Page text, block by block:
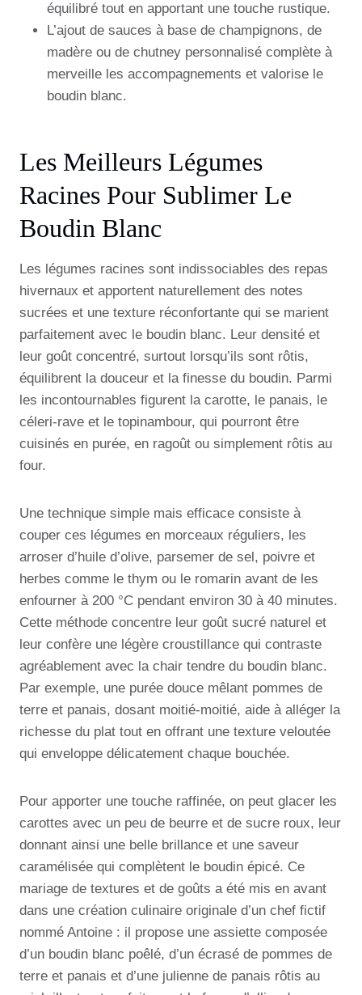
équilibré tout en apportant une touche rustique.
L’ajout de sauces à base de champignons, de
madère ou de chutney personnalisé complète à
merveille les accompagnements et valorise le
boudin blanc.
Les Meilleurs Légumes
Racines Pour Sublimer Le
Boudin Blanc
Les légumes racines sont indissociables des repas
hivernaux et apportent naturellement des notes
sucrées et une texture réconfortante qui se marient
parfaitement avec le boudin blanc. Leur densité et
leur goût concentré, surtout lorsqu’ils sont rôtis,
équilibrent la douceur et la finesse du boudin. Parmi
les incontournables figurent la carotte, le panais, le
céleri-rave et le topinambour, qui pourront être
cuisinés en purée, en ragoût ou simplement rôtis au
four.
Une technique simple mais efficace consiste à
couper ces légumes en morceaux réguliers, les
arroser d’huile d’olive, parsemer de sel, poivre et
herbes comme le thym ou le romarin avant de les
enfourner à 200 °C pendant environ 30 à 40 minutes.
Cette méthode concentre leur goût sucré naturel et
leur confère une légère croustillance qui contraste
agréablement avec la chair tendre du boudin blanc.
Par exemple, une purée douce mêlant pommes de
terre et panais, dosant moitié-moitié, aide à alléger la
richesse du plat tout en offrant une texture veloutée
qui enveloppe délicatement chaque bouchée.
Pour apporter une touche raffinée, on peut glacer les
carottes avec un peu de beurre et de sucre roux, leur
donnant ainsi une belle brillance et une saveur
caramélisée qui complètent le boudin épicé. Ce
mariage de textures et de goûts a été mis en avant
dans une création culinaire originale d’un chef fictif
nommé Antoine : il propose une assiette composée
d’un boudin blanc poêlé, d’un écrasé de pommes de
terre et panais et d’une julienne de panais rôtis au